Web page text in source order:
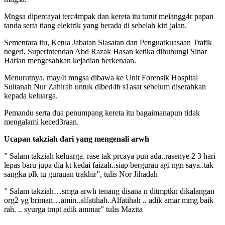
Mngsa dipercayai terc4mpak dan kereta itu turut melangg4r papan
tanda serta tiang elektrik yang berada di sebelah kiri jalan.
Sementara itu, Ketua Jabatan Siasatan dan Penguatkuasaan Trafik
negeri, Superintendan Abd Razak Hasan ketika dihubungi Sinar
Harian mengesahkan kejadian berkenaan.
Menurutnya, may4t mngsa dibawa ke Unit Forensik Hospital
Sultanah Nur Zahirah untuk dibed4h s1asat sebelum diserahkan
kepada keluarga.
Pemandu serta dua penumpang kereta itu bagaimanapun tidak
mengalami keced3raan.
Ucapan takziah dari yang mengenali arwh
” Salam takziah keluarga. rase tak prcaya pun ada..rasenye 2 3 hari
lepas baru jupa dia kt kedai faizah..siap bergurau agi ngn saya..tak
sangka plk tu gurauan trakhir”, tulis Nor Jihadah
” Salam takziah…smga arwh tenang disana n ditmptkn dikalangan
org2 yg briman…amin..alfatihah. Alfatihah .. adik amar mmg baik
rah. .. syurga tmpt adik ammar” tulis Mazita